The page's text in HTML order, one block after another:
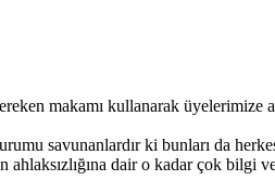
makamı kullanarak üyelerimize
savunanlardır ki bunları da
ahlaksızlığına dair o kadar çok bilgi